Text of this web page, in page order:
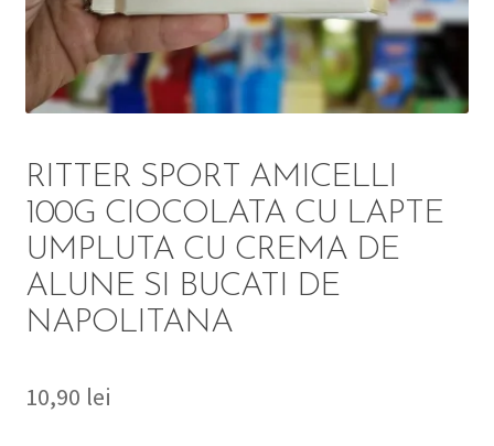
DETERGENT
SOLUȚII CURĂȚENIE
ÎNGRIJIRE
PERSONALĂ
TROLERE
ARTICOLE VOIAJ
RITTER SPORT AMICELLI
100G CIOCOLATA CU LAPTE
UMPLUTA CU CREMA DE
ALUNE SI BUCATI DE
NAPOLITANA
10,90 lei